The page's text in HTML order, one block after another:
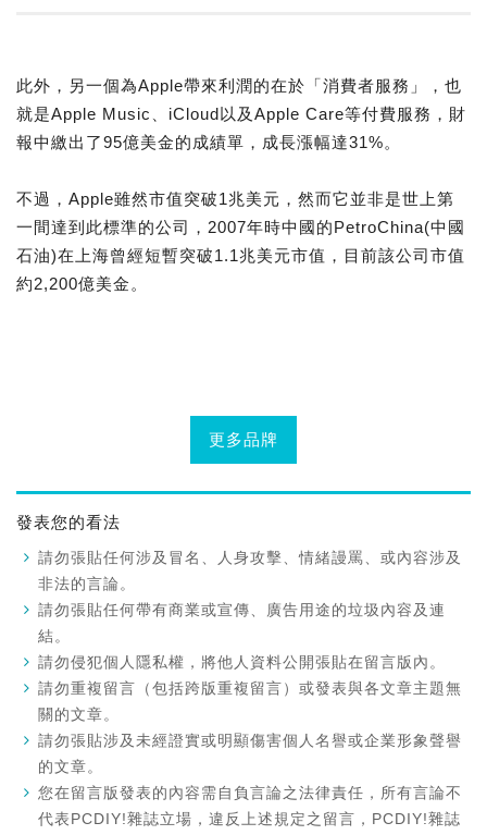
此外，另一個為Apple帶來利潤的在於「消費者服務」，也
就是Apple Music、iCloud以及Apple Care等付費服務，財
報中繳出了95億美金的成績單，成長漲幅達31%。
不過，Apple雖然市值突破1兆美元，然而它並非是世上第
一間達到此標準的公司，2007年時中國的PetroChina(中國
石油)在上海曾經短暫突破1.1兆美元市值，目前該公司市值
約2,200億美金。
更多品牌
發表您的看法
請勿張貼任何涉及冒名、人身攻擊、情緒謾罵、或內容涉及
非法的言論。
請勿張貼任何帶有商業或宣傳、廣告用途的垃圾內容及連
結。
請勿侵犯個人隱私權，將他人資料公開張貼在留言版內。
請勿重複留言（包括跨版重複留言）或發表與各文章主題無
關的文章。
請勿張貼涉及未經證實或明顯傷害個人名譽或企業形象聲譽
的文章。
您在留言版發表的內容需自負言論之法律責任，所有言論不
代表PCDIY!雜誌立場，違反上述規定之留言，PCDIY!雜誌